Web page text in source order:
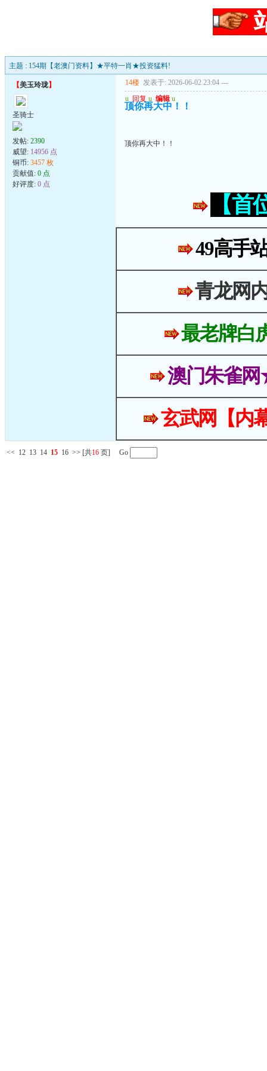
主题 : 154期【老澳门资料】★平特一肖★投资猛料!
【美玉玲珑】
圣骑士
发帖: 2390
威望: 14956 点
铜币: 3457 枚
贡献值: 0 点
好评度: 0 点
14楼 发表于: 2026-06-02 23:04 ---
u 回复 u 编辑 u
顶你再大中！！
顶你再大中！！
【
49高手
青龙网
最老牌白
澳门朱雀
玄武网【内
<< 12 13 14 15 16 >> [共16 页] Go